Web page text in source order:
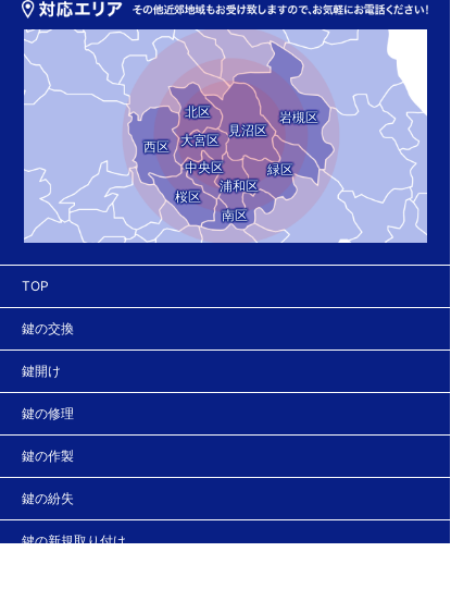
西区
北区
大宮区
中央区
桜区
見沼区
岩槻区
緑区
浦和区
南区
TOP
鍵の交換
鍵開け
鍵の修理
鍵の作製
鍵の紛失
鍵の新規取り付け